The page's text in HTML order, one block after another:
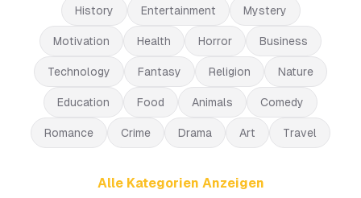
History Entertainment Mystery
Motivation Health Horror Business
Technology Fantasy Religion Nature
Education Food Animals Comedy
Romance Crime Drama Art Travel
Alle Kategorien Anzeigen